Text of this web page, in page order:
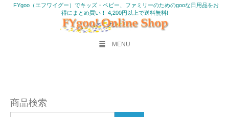
FYgoo（エフワイグー）でキッズ・ベビー、ファミリーのためのgooな日用品をお
得にまとめ買い！ 4,200円以上で送料無料!
MENU
商品検索